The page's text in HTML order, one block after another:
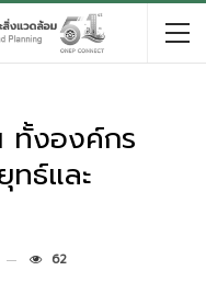
ทั้งองค์กร
ทธ์และ
62